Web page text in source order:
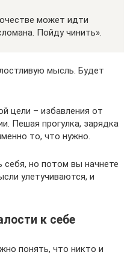
может идти
Пойду чинить».
мысль. Будет
цели – избавления от
Пешая прогулка, зарядка
то, что нужно.
себя, но потом вы начнете
улетучиваются, и
к себе
понять, что никто и